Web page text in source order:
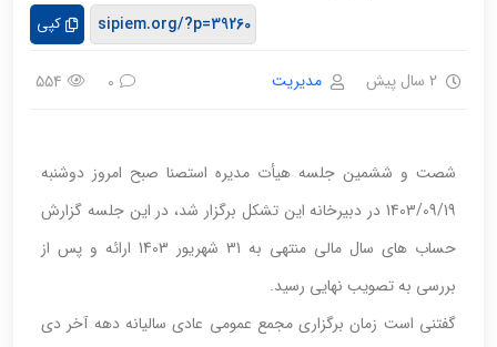
کپی
2 سال پیش مدیریت 0
554
شصت و ششمین جلسه هیأت مدیره استصنا صبح امروز دوشنبه
1403/09/19 در دبیرخانه این تشکل برگزار شد، در این جلسه گزارش
حساب های سال مالی منتهی به 31 شهریور 1403 ارائه و پس از
بررسی به تصویب نهایی رسید.
گفتنی است زمان برگزاری مجمع عمومی عادی سالیانه دهه آخر دی